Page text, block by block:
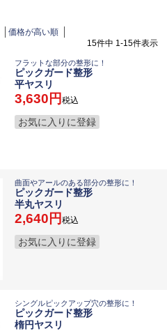
価格が高い順
15件中 1-15件表示
フラットな部分の整形に！
ピックガード整形
平ヤスリ
3,630 税込
お気に入りに登録
曲面やアールのある部分の整形に！
ピックガード整形
半丸ヤスリ
2,640 税込
お気に入りに登録
シングルピックアップ穴の整形に！
ピックガード整形
楕円ヤスリ